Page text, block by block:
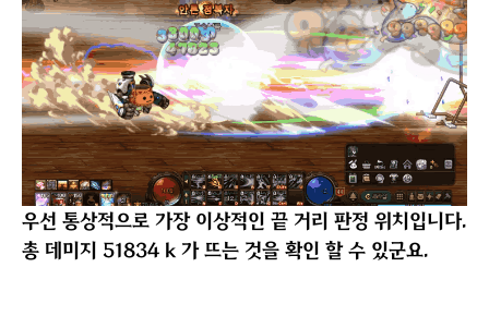
참월 이 이 기믹을 가지고 있습니다.